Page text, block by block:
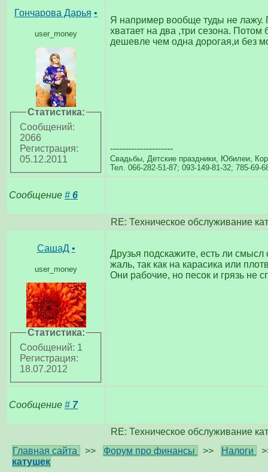
Гончарова Дарья •
user_money
Статистика:
Сообщений:
2066
Регистрация:
05.12.2011
Я например вообще туды не лажу.
хватает на два ,три сезона.
дешевле чем одна дорогая,и без
---------------------
Свадьбы, Детские праздники, Юбилеи,
Тел. 066-282-51-87; 093-149-81-32; 785-69-
Сообщение # 6
RE: Техническое обслуживание
СашаД •
user_money
Статистика:
Сообщений: 1
Регистрация:
18.07.2012
Друзья подскажите, есть ли смысл
жаль, так как на карасика или
Они рабочие, но песок и грязь не
Сообщение # 7
RE: Техническое обслуживание
Главная сайта
>> Форум про финансы >> Налоги
катушек